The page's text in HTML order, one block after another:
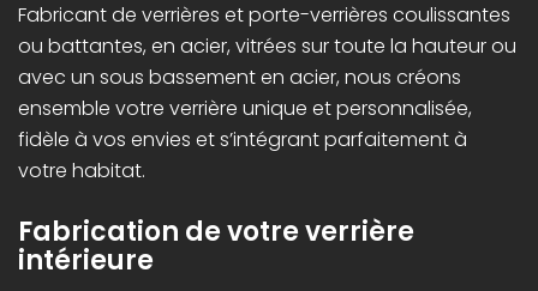
Fabricant de verrières et porte-verrières coulissantes
ou battantes, en acier, vitrées sur toute la hauteur ou
avec un sous bassement en acier, nous créons
ensemble votre verrière unique et personnalisée,
fidèle à vos envies et s’intégrant parfaitement à
votre habitat.
Fabrication de votre verrière
intérieure